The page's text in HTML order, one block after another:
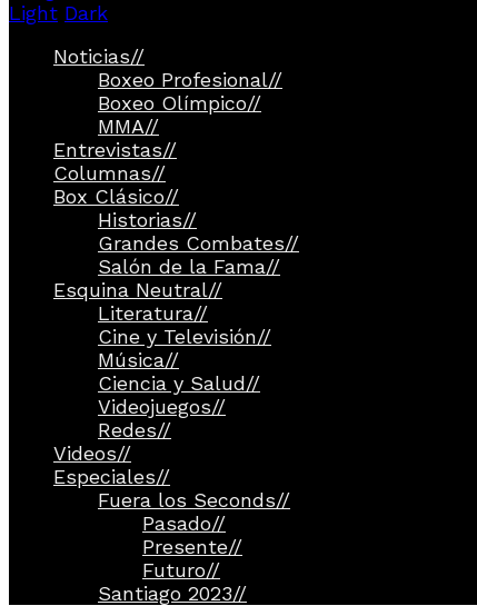
Light Dark
Noticias//
Boxeo Profesional//
Boxeo Olímpico//
MMA//
Entrevistas//
Columnas//
Box Clásico//
Historias//
Grandes Combates//
Salón de la Fama//
Esquina Neutral//
Literatura//
Cine y Televisión//
Música//
Ciencia y Salud//
Videojuegos//
Redes//
Videos//
Especiales//
Fuera los Seconds//
Pasado//
Presente//
Futuro//
Santiago 2023//